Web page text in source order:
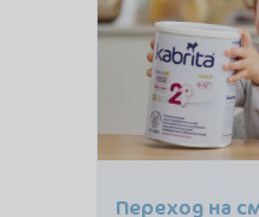
Переход на